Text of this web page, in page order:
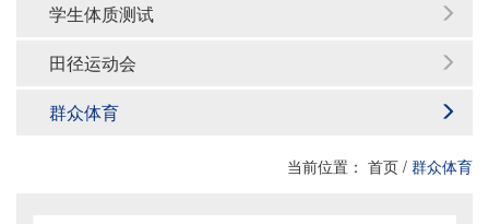
学生体质测试
田径运动会
群众体育
当前位置： 首页 / 群众体育